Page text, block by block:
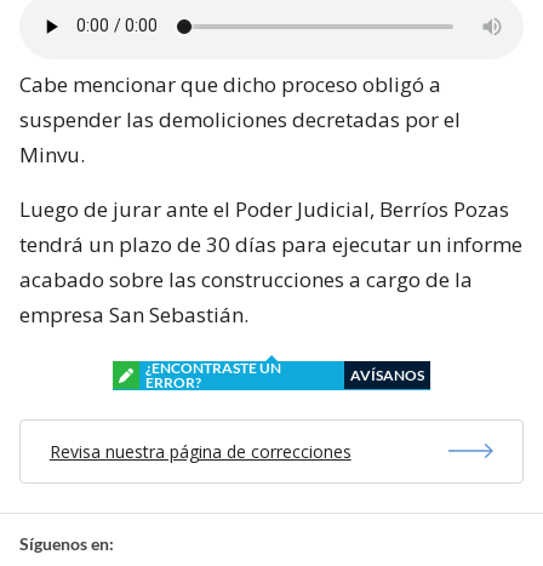
Cabe mencionar que dicho proceso obligó a
suspender las demoliciones decretadas por el
Minvu.
Luego de jurar ante el Poder Judicial, Berríos Pozas
tendrá un plazo de 30 días para ejecutar un informe
acabado sobre las construcciones a cargo de la
empresa San Sebastián.
¿ENCONTRASTE UN
ERROR?
AVÍSANOS
Revisa nuestra página de correcciones
Síguenos en: